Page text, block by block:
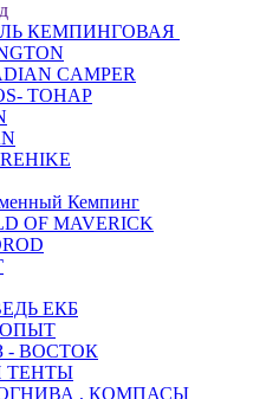
КЕМПИНГОВАЯ
CAMPER
ТОНАР
Кемпинг
OF MAVERICK
ЕКБ
- ВОСТОК
ТЕНТЫ
, КОМПАСЫ